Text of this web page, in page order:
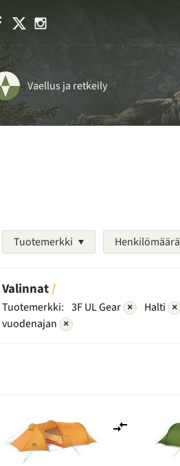
Facebook
Vaellus ja retkeily
Tuotemerkki Henkilömäärä
Valinnat
Tuotemerkki: 3F UL Gear × Halti ×
vuodenajan ×
vertailuun